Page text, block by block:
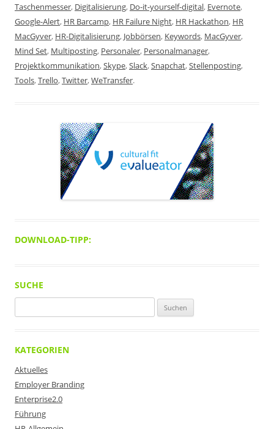
Taschenmesser, Digitalisierung, Do-it-yourself-digital, Evernote,
Google-Alert, HR Barcamp, HR Failure Night, HR Hackathon, HR
MacGyver, HR-Digitalisierung, Jobbörsen, Keywords, MacGyver,
Mind Set, Multiposting, Personaler, Personalmanager,
Projektkommunikation,Skype,Slack,Snapchat,Stellenposting,
Tools,Trello,Twitter,WeTransfer.
DOWNLOAD-TIPP:
SUCHE
nach:
KATEGORIEN
Aktuelles
Employer Branding
Enterprise2.0
Führung